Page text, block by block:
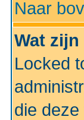
Naar
Wat
Locked
die